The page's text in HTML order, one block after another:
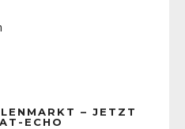
– JETZT
ECHO